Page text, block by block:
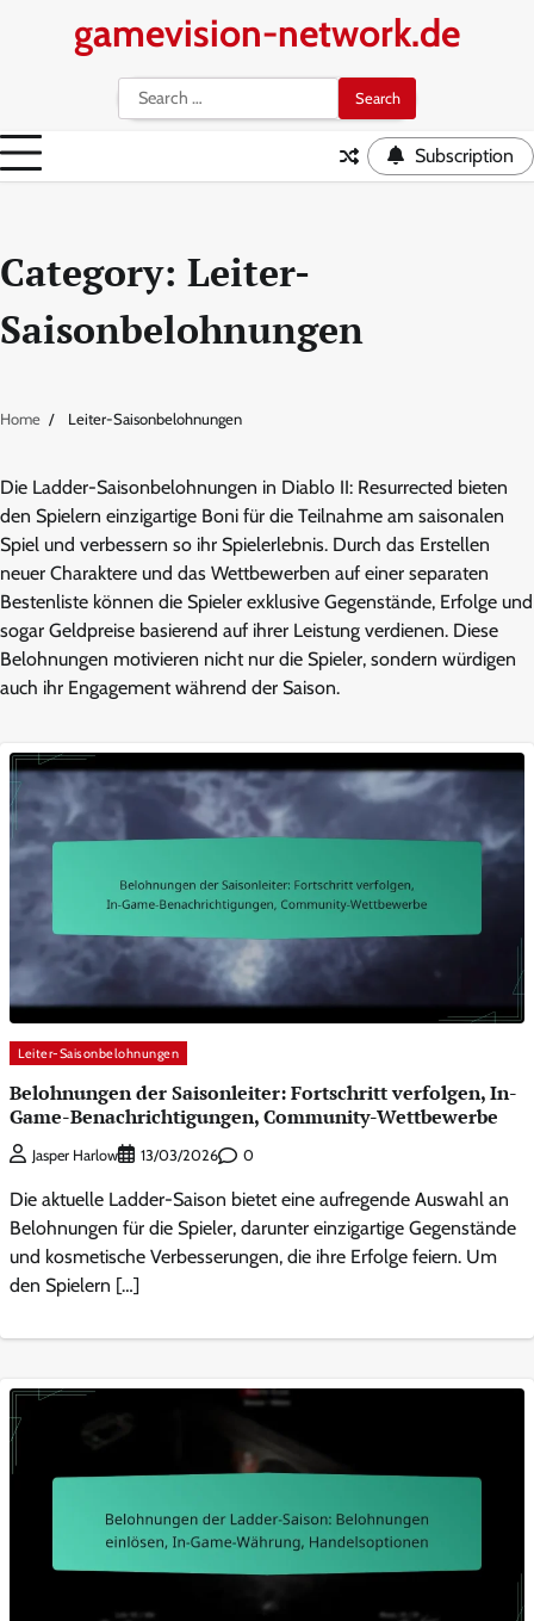
gamevision-network.de
Search
for:
Subscription
Category: Leiter-
Saisonbelohnungen
Home Leiter-Saisonbelohnungen
Die Ladder-Saisonbelohnungen in Diablo II: Resurrected bieten
den Spielern einzigartige Boni für die Teilnahme am saisonalen
Spiel und verbessern so ihr Spielerlebnis. Durch das Erstellen
neuer Charaktere und das Wettbewerben auf einer separaten
Bestenliste können die Spieler exklusive Gegenstände, Erfolge und
sogar Geldpreise basierend auf ihrer Leistung verdienen. Diese
Belohnungen motivieren nicht nur die Spieler, sondern würdigen
auch ihr Engagement während der Saison.
Leiter-Saisonbelohnungen
Belohnungen der Saisonleiter: Fortschritt verfolgen, In-
Game-Benachrichtigungen, Community-Wettbewerbe
Jasper Harlow 13/03/2026 0
Die aktuelle Ladder-Saison bietet eine aufregende Auswahl an
Belohnungen für die Spieler, darunter einzigartige Gegenstände
und kosmetische Verbesserungen, die ihre Erfolge feiern. Um
den Spielern […]